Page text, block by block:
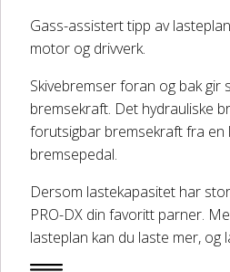
Gass-assistert tipp av
motor og drivverk.
Skivebremser foran og bak gir
bremsekraft. Det hydrauliske
forutsigbar bremsekraft fra
bremsepedal.
Dersom lastekapasitet har
PRO-DX din favoritt parner.
lasteplan kan du laste mer, og